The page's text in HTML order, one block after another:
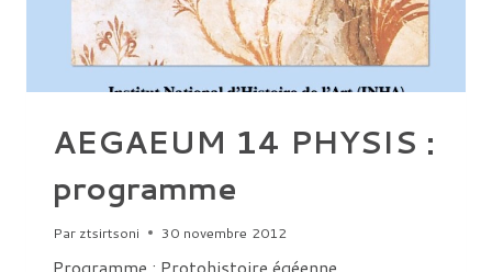
AEGAEUM 14 PHYSIS :
programme
Par ztsirtsoni 30 novembre 2012